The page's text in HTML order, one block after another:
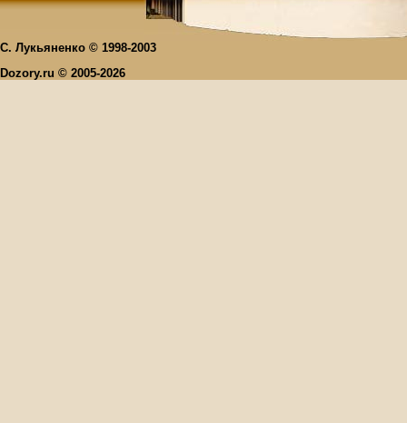
С. Лукьяненко © 1998-2003
Dozory.ru © 2005-2026